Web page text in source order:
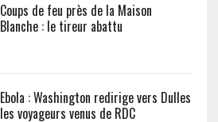
Coups de feu près de la Maison
Blanche : le tireur abattu
Ebola : Washington redirige vers Dulles
les voyageurs venus de RDC